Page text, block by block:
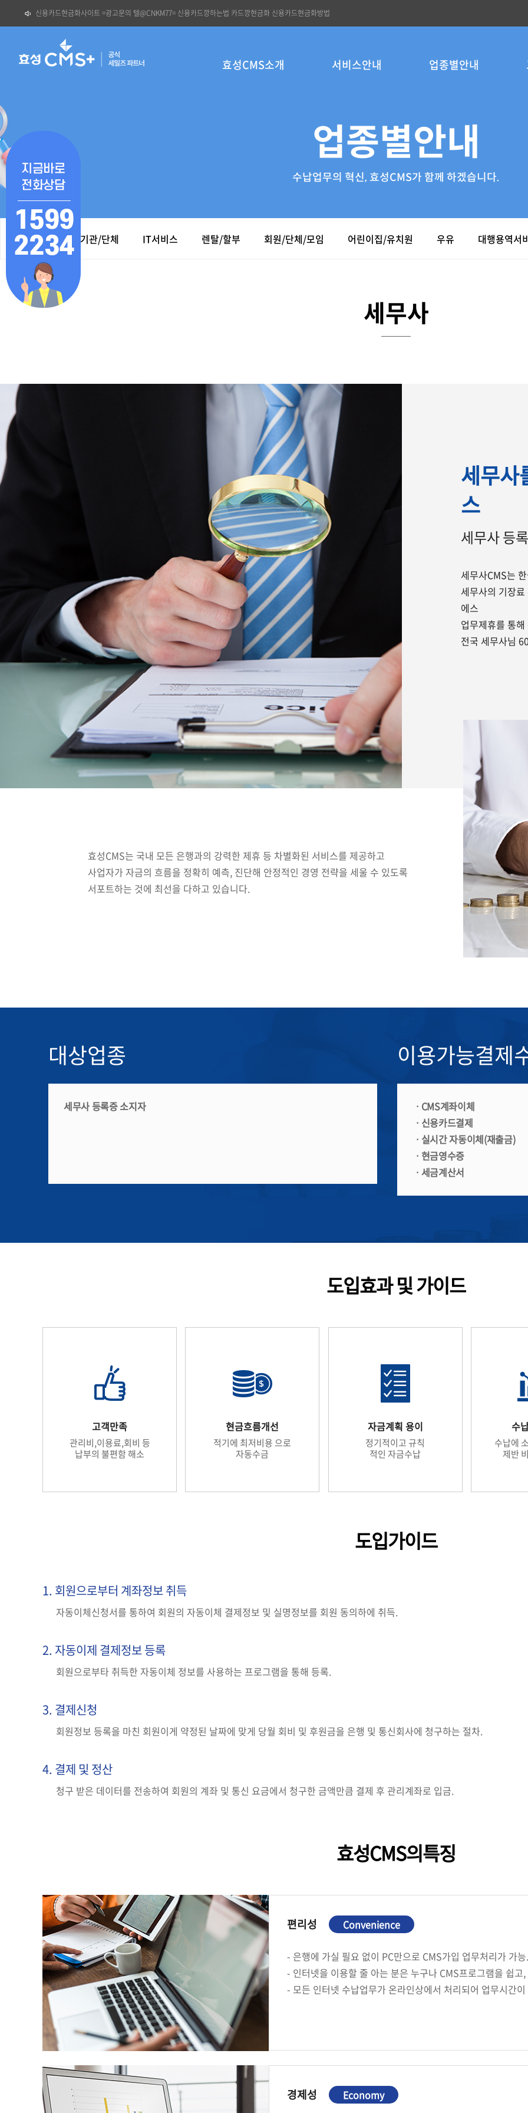
신용카드현금화사이트 =광고문의 텔@CNKM77= 신용카드깡하는법 카드깡현금화 신용카드현금화방법
성
cms
이
트
효성CMS소개 서비스안내 업종별안내
업종별안내
수납업무의 혁신, 효성CMS가 함께 하겠습니다.
비영리기관/단체 IT서비스 렌탈/할부 회원/단체/모임 어린이집/유치원 우유 대행용역서
각종수납업체
세무사
세무사
스
세무사 등
세무사CMS는
세무사의 기장
에스
업무제휴를 통
전국 세무사님
효성CMS는 국내 모든 은행과의 강력한 제휴 등 차별화된 서비스를 제공하고
사업자가 자금의 흐름을 정확히 예측, 진단해 안정적인 경영 전략을 세울 수 있도록
서포트하는 것에 최선을 다하고 있습니다.
대상업종
세무사 등록증 소지자
이용가능결제
ㆍCMS계좌이체
ㆍ신용카드결제
ㆍ실시간 자동이체(재출금)
ㆍ현금영수증
ㆍ세금계산서
도입효과 및 가이드
고객만족
관리비,이용료,회비 등
납부의 불편함 해소
현금흐름개선
적기에 최저비용 으로
자동수금
자금계획 용이
정기적이고 규칙
적인 자금수납
수
수납에
제반
도입가이드
1. 회원으로부터 계좌정보 취득
자동이체신청서를 통하여 회원의 자동이체 결제정보 및 실명정보를 회원 동의하에 취득.
2. 자동이제 결제정보 등록
회원으로부타 취득한 자동이체 정보를 사용하는 프로그램을 통해 등록.
3. 결제신청
회원정보 등록을 마친 회원이게 약정된 날짜에 맞게 당월 회비 및 후원금을 은행 및 통신회사에 청구하는 절차.
4. 결제 및 정산
청구 받은 데이터를 전송하여 회원의 계좌 및 통신 요금에서 청구한 금액만큼 결제 후 관리계좌로 입금.
효성CMS의특징
편리성 Convenience
- 은행에 가실 필요 없이 PC만으로 CMS가입 업무처리가 가능.
- 인터넷을 이용할 줄 아는 분은 누구나 CMS프로그램을 쉽고
- 모든 인터넷 수납업무가 온라인상에서 처리되어 업무시간
경제성 Economy